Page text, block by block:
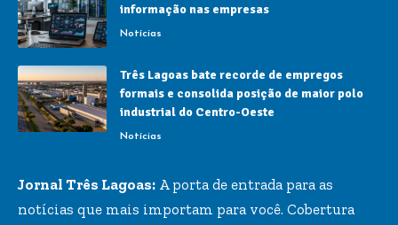
informação nas empresas
Notícias
Três Lagoas bate recorde de empregos
formais e consolida posição de maior polo
industrial do Centro-Oeste
Notícias
Jornal Três Lagoas: A porta de entrada para as
notícias que mais importam para você. Cobertura